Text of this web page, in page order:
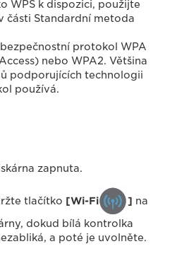
WPS k dispozici, použijte
části Standardní metoda
protokol WPA
nebo WPA2. Většina
podporujících technologii
používá.
zapnuta.
tlačítko [Wi-Fi ] na
dokud bílá kontrolka
a poté je uvolněte.